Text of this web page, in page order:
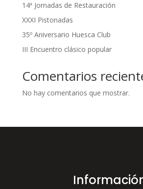
14ª Jornadas de Restauración
XXXI Pistonadas
35º Aniversario Huesca Club
III Encuentro clásico popular
Comentarios
No hay comentarios que mostrar.